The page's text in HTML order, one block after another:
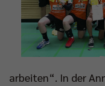
arbeiten“. In der